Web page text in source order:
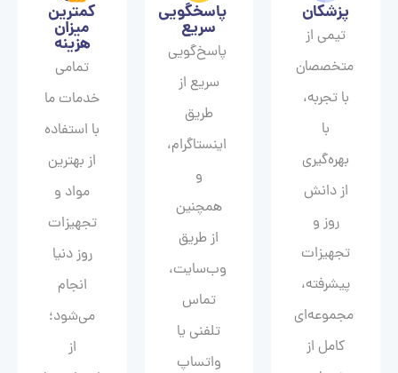
پزشکان
تیمی از
متخصصان
با تجربه،
با
بهره‌گیری
از دانش
روز و
تجهیزات
پیشرفته،
مجموعه‌ای
کامل از
پاسخگویی
سریع
پاسخ‌گویی
سریع از
طریق
اینستاگرام،
و
همچنین
از طریق
وب‌سایت،
تماس
تلفنی یا
واتساپ
کمترین
میزان
هزینه
تمامی
خدمات ما
با استفاده
از بهترین
مواد و
تجهیزات
روز دنیا
انجام
می‌شود؛
از